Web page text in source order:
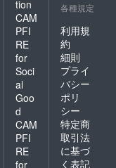
tion
CAM
PFI
RE
for
Soci
al
Goo
d
CAM
PFI
RE
for
各種規定
利用規
約
細則
プライ
バシー
ポリ
シー
特定商
取引法
に基づ
く表記